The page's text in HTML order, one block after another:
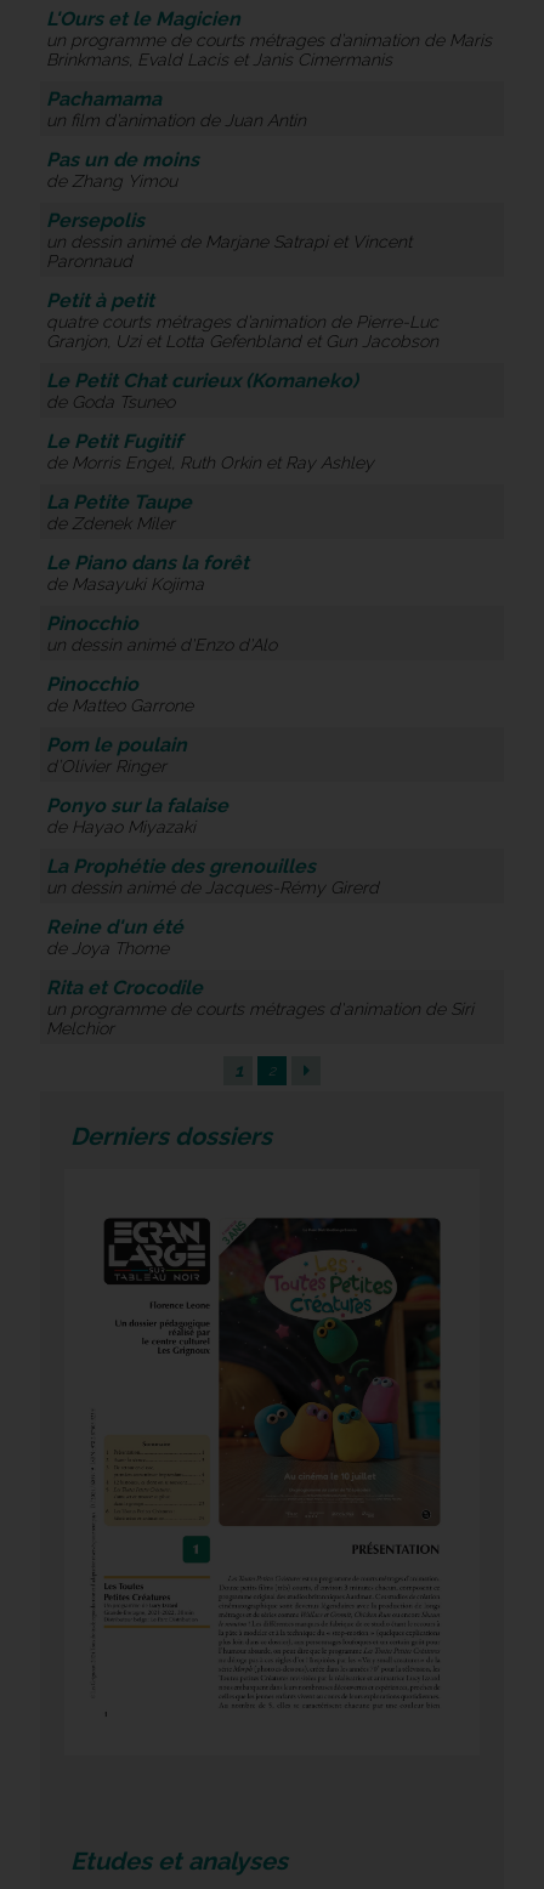
L'Ours et le Magicien
un programme de courts métrages d’animation de Maris
Brinkmans, Evald Lacis et Janis Cimermanis
Pachamama
un film d’animation de Juan Antin
Pas un de moins
de Zhang Yimou
Persepolis
un dessin animé de Marjane Satrapi et Vincent
Paronnaud
Petit à petit
quatre courts métrages d’animation de Pierre-Luc
Granjon, Uzi et Lotta Gefenbland et Gun Jacobson
Le Petit Chat curieux (Komaneko)
de Goda Tsuneo
Le Petit Fugitif
de Morris Engel, Ruth Orkin et Ray Ashley
La Petite Taupe
de Zdenek Miler
Le Piano dans la forêt
de Masayuki Kojima
Pinocchio
un dessin animé d'Enzo d'Alo
Pinocchio
de Matteo Garrone
Pom le poulain
d’Olivier Ringer
Ponyo sur la falaise
de Hayao Miyazaki
La Prophétie des grenouilles
un dessin animé de Jacques-Rémy Girerd
Reine d'un été
de Joya Thome
Rita et Crocodile
un programme de courts métrages d'animation de Siri
Melchior
1 2
Derniers dossiers
Etudes et analyses